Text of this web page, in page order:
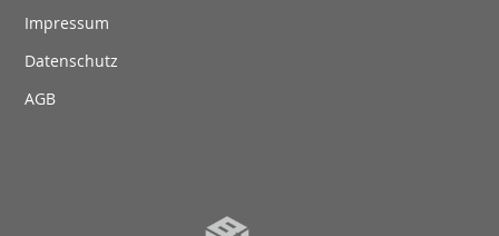
Impressum
Datenschutz
AGB